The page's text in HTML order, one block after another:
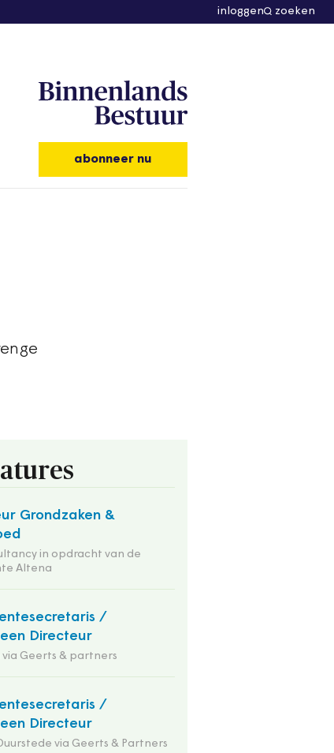
inloggen zoeken
abonneer nu
Grondzaken &
in opdracht van de
Altena
/
Directeur
via Geerts & partners
/
Directeur
via Geerts & Partners